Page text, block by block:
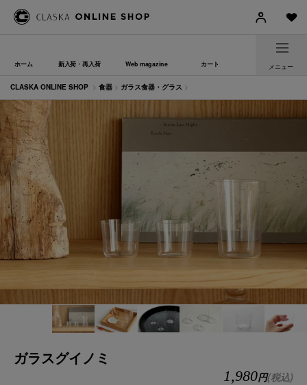
ホーム 新入荷・再入荷 Web magazine カート メニュー
CLASKA ONLINE SHOP > 食器 > ガラス食器・グラス >
ガラスグイノミ
1,980円(税込)